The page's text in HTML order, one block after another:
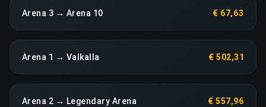
Arena 3 → Arena 10 € 67,63
Arena 1 → Valkalla € 502,31
Arena 2 → Legendary Arena € 557,96